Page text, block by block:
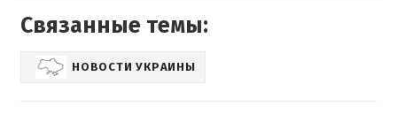
Связанные темы:
НОВОСТИ УКРАИНЫ